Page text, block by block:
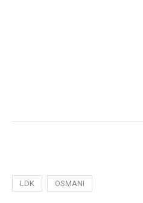
LDK OSMANI